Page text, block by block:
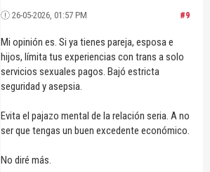
#9
26-05-2026, 01:57 PM
Mi opinión es. Si ya tienes pareja, esposa e
hijos, límita tus experiencias con trans a solo
servicios sexuales pagos. Bajó estricta
seguridad y asepsia.
Evita el pajazo mental de la relación seria. A no
ser que tengas un buen excedente económico.
No diré más.